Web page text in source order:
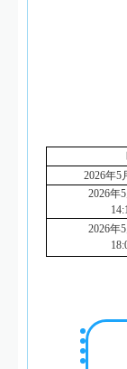
2026年5
2026年
2026年